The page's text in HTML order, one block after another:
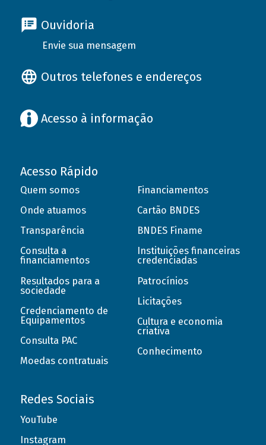
Ouvidoria
Envie sua mensagem
Outros telefones e endereços
Acesso à informação
Acesso Rápido
Quem somos
Onde atuamos
Transparência
Consulta a
financiamentos
Resultados para a
sociedade
Credenciamento de
Equipamentos
Consulta PAC
Moedas contratuais
Financiamentos
Cartão BNDES
BNDES Finame
Instituições financeiras
credenciadas
Patrocínios
Licitações
Cultura e economia
criativa
Conhecimento
Redes Sociais
YouTube
Instagram